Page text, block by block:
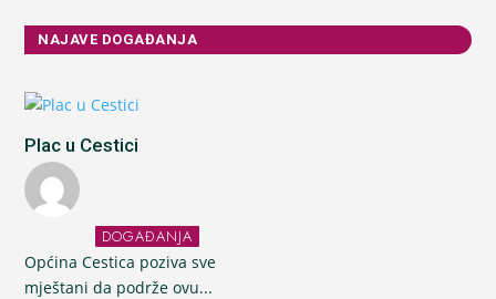
NAJAVE DOGAĐANJA
Plac u Cestici
DOGAĐANJA
Općina Cestica poziva sve
mještani da podrže ovu...